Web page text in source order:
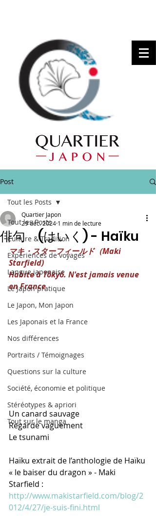
Post
Tout les Posts
Culture & Tradition
Expériences de voyages
Langue japonaise
Le Japon pratique
Le Japon, Mon Japon
Les Japonais et la France
Nos différences
Portraits / Témoignages
Questions sur la culture
Société, économie et politique
Stéréotypes & apriori
Tout sur le manga
Tout les Posts
俳句 (はいく) - Haïku
Quartier Japon
29 déc. 2024 1 min de lecture
マキ・スターフィールド（Maki
Starfield)
Habite à Tôkyô. N'est jamais venue
en France
Un canard sauvage
Regarde vaguement
Le tsunami
Haïku extrait de l’anthologie de Haïku
« le baiser du dragon » - Maki
Starfield :
http://www.makistarfield.com/blog/2
012/4/27/je-suis-fini.html